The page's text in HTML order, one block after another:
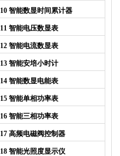
10 智能数显时间累计器
11 智能电压数显表
12 智能电流数显表
13 智能安培小时计
14 智能数显电能表
15 智能单相功率表
16 智能三相功率表
17 高频电磁阀控制器
18 智能光照度显示仪